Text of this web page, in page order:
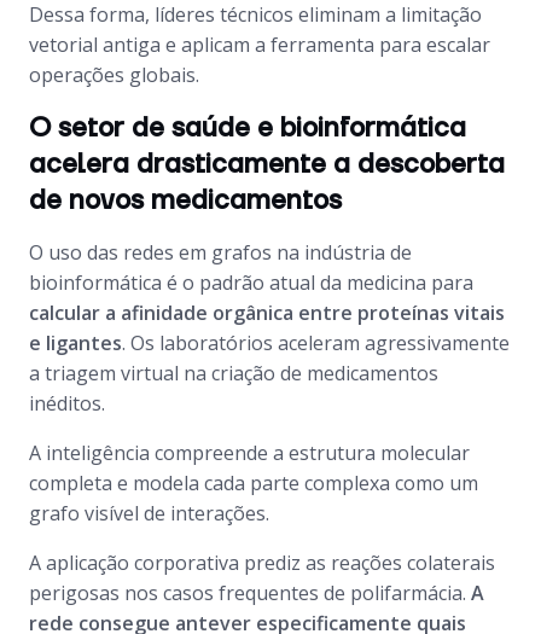
Dessa forma, líderes técnicos eliminam a limitação
vetorial antiga e aplicam a ferramenta para escalar
operações globais.
O setor de saúde e bioinformática
acelera drasticamente a descoberta
de novos medicamentos
O uso das redes em grafos na indústria de
bioinformática é o padrão atual da medicina para
calcular a afinidade orgânica entre proteínas vitais
e ligantes. Os laboratórios aceleram agressivamente
a triagem virtual na criação de medicamentos
inéditos.
A inteligência compreende a estrutura molecular
completa e modela cada parte complexa como um
grafo visível de interações.
A aplicação corporativa prediz as reações colaterais
perigosas nos casos frequentes de polifarmácia. A
rede consegue antever especificamente quais